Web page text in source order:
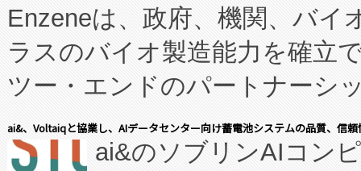
Enzeneは、政府、機関、バイ
ラスのバイオ製造能力を確立
ツー・エンドのパートナーシ
表しました。 同社の実績ある
manufacturing™ (FCCM™) プ
ai&、Voltaiqと協業し、AIデータセンター向け蓄電池システムの品質、信
ai&のソブリンAIコン